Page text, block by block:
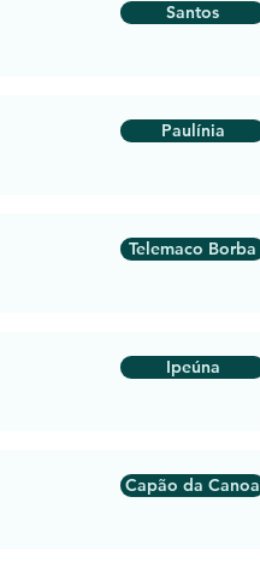
Santos
Paulínia
Telemaco Borba
Ipeúna
Capão da Canoa